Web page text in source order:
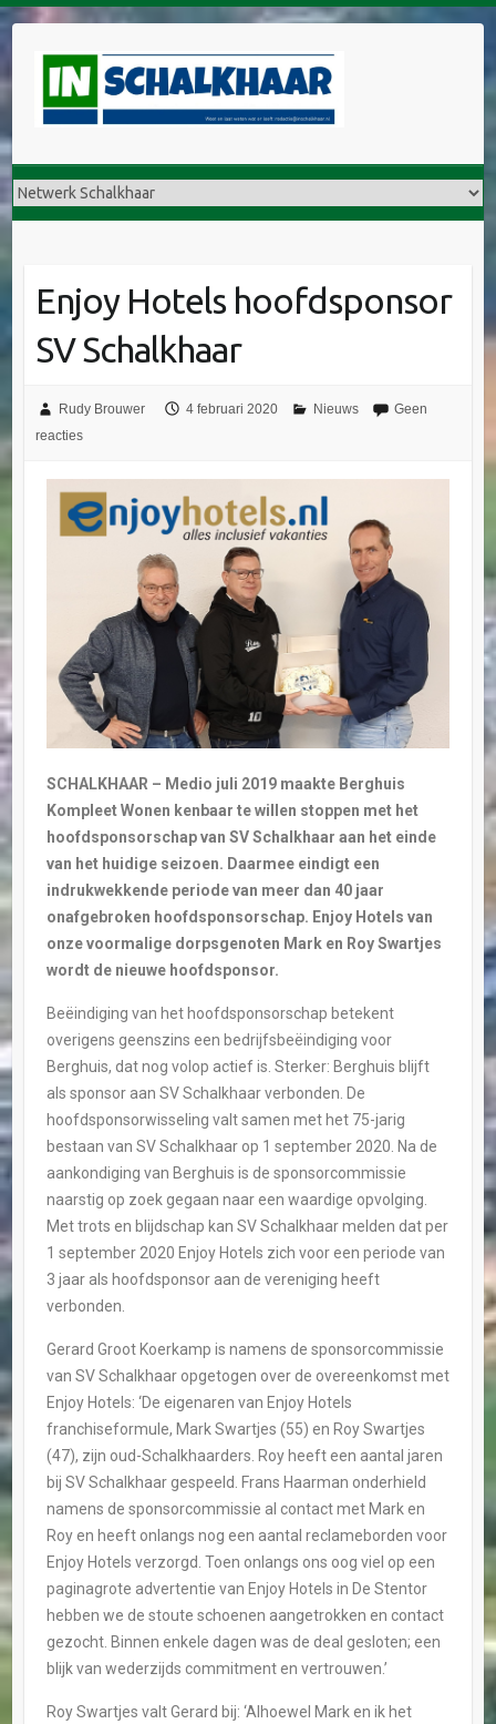
Enjoy Hotels hoofdsponsor
SV Schalkhaar
Rudy Brouwer 4 februari 2020 Nieuws
Geen
reacties
SCHALKHAAR – Medio juli 2019 maakte Berghuis
Kompleet Wonen kenbaar te willen stoppen met het
hoofdsponsorschap van SV Schalkhaar aan het einde
van het huidige seizoen. Daarmee eindigt een
indrukwekkende periode van meer dan 40 jaar
onafgebroken hoofdsponsorschap. Enjoy Hotels van
onze voormalige dorpsgenoten Mark en Roy Swartjes
wordt de nieuwe hoofdsponsor.
Beëindiging van het hoofdsponsorschap betekent
overigens geenszins een bedrijfsbeëindiging voor
Berghuis, dat nog volop actief is. Sterker: Berghuis blijft
als sponsor aan SV Schalkhaar verbonden. De
hoofdsponsorwisseling valt samen met het 75-jarig
bestaan van SV Schalkhaar op 1 september 2020. Na de
aankondiging van Berghuis is de sponsorcommissie
naarstig op zoek gegaan naar een waardige opvolging.
Met trots en blijdschap kan SV Schalkhaar melden dat per
1 september 2020 Enjoy Hotels zich voor een periode van
3 jaar als hoofdsponsor aan de vereniging heeft
verbonden.
Gerard Groot Koerkamp is namens de sponsorcommissie
van SV Schalkhaar opgetogen over de overeenkomst met
Enjoy Hotels: ‘De eigenaren van Enjoy Hotels
franchiseformule, Mark Swartjes (55) en Roy Swartjes
(47), zijn oud-Schalkhaarders. Roy heeft een aantal jaren
bij SV Schalkhaar gespeeld. Frans Haarman onderhield
namens de sponsorcommissie al contact met Mark en
Roy en heeft onlangs nog een aantal reclameborden voor
Enjoy Hotels verzorgd. Toen onlangs ons oog viel op een
paginagrote advertentie van Enjoy Hotels in De Stentor
hebben we de stoute schoenen aangetrokken en contact
gezocht. Binnen enkele dagen was de deal gesloten; een
blijk van wederzijds commitment en vertrouwen.’
Roy Swartjes valt Gerard bij: ‘Alhoewel Mark en ik het